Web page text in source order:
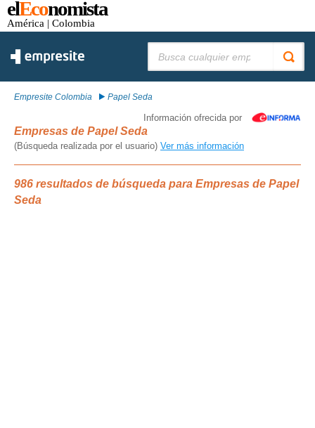
elEconomista
América | Colombia
Empresite Colombia Papel Seda
Información ofrecida por
Empresas de Papel Seda
(Búsqueda realizada por el usuario) Ver más información
986 resultados de búsqueda para Empresas de Papel
Seda